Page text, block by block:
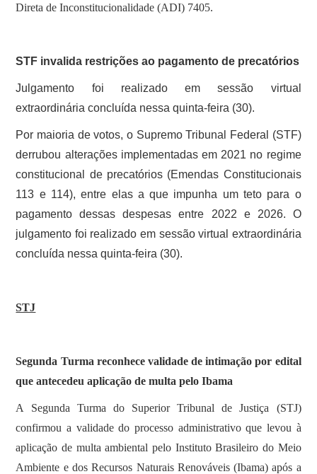
Direta de Inconstitucionalidade (ADI) 7405.
STF invalida restrições ao pagamento de precatórios
Julgamento foi realizado em sessão virtual
extraordinária concluída nessa quinta-feira (30).
Por maioria de votos, o Supremo Tribunal Federal (STF)
derrubou alterações implementadas em 2021 no regime
constitucional de precatórios (Emendas Constitucionais
113 e 114), entre elas a que impunha um teto para o
pagamento dessas despesas entre 2022 e 2026. O
julgamento foi realizado em sessão virtual extraordinária
concluída nessa quinta-feira (30).
STJ
Segunda Turma reconhece validade de intimação por edital
que antecedeu aplicação de multa pelo Ibama
A Segunda Turma do Superior Tribunal de Justiça (STJ)
confirmou a validade do processo administrativo que levou à
aplicação de multa ambiental pelo Instituto Brasileiro do Meio
Ambiente e dos Recursos Naturais Renováveis (Ibama) após a